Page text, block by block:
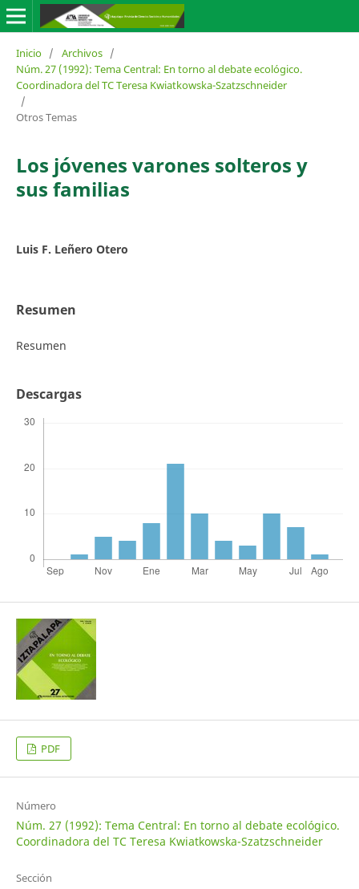
Inicio / Archivos /
Núm. 27 (1992): Tema Central: En torno al debate ecológico.
Coordinadora del TC Teresa Kwiatkowska-Szatzschneider
/
Otros Temas
Los jóvenes varones solteros y
sus familias
Luis F. Leñero Otero
Resumen
Resumen
Descargas
PDF
Número
Núm. 27 (1992): Tema Central: En torno al debate ecológico.
Coordinadora del TC Teresa Kwiatkowska-Szatzschneider
Sección